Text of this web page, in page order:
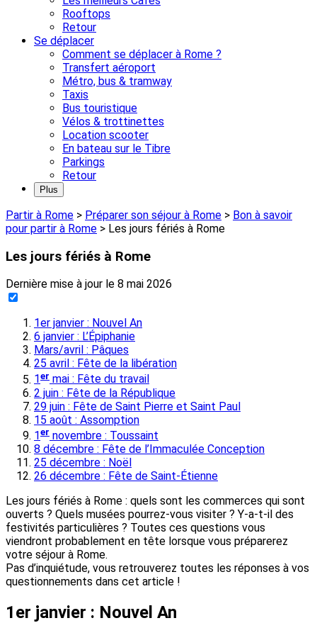
Rooftops
Retour
Se déplacer
Comment se déplacer à Rome ?
Transfert aéroport
Métro, bus & tramway
Taxis
Bus touristique
Vélos & trottinettes
Location scooter
En bateau sur le Tibre
Parkings
Retour
Plus
Partir à Rome > Préparer son séjour à Rome > Bon à savoir
pour partir à Rome > Les jours fériés à Rome
Les jours fériés à Rome
Dernière mise à jour le 8 mai 2026
1er janvier : Nouvel An
6 janvier : L’Épiphanie
Mars/avril : Pâques
25 avril : Fête de la libération
1 er mai : Fête du travail
2 juin : Fête de la République
29 juin : Fête de Saint Pierre et Saint Paul
15 août : Assomption
1er novembre : Toussaint
8 décembre : Fête de l’Immaculée Conception
25 décembre : Noël
26 décembre : Fête de Saint-Étienne
Les jours fériés à Rome : quels sont les commerces qui sont
ouverts ? Quels musées pourrez-vous visiter ? Y-a-t-il des
festivités particulières ? Toutes ces questions vous
viendront probablement en tête lorsque vous préparerez
votre séjour à Rome.
Pas d’inquiétude, vous retrouverez toutes les réponses à vos
questionnements dans cet article !
1er janvier : Nouvel An